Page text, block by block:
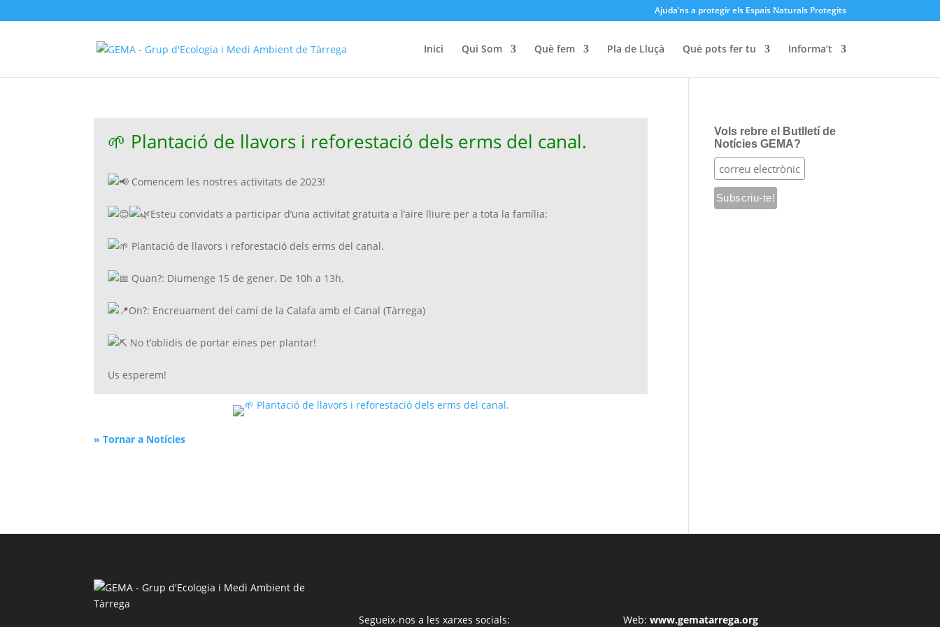
Ajuda’ns a protegir els Espais Naturals Protegits
Inici Qui Som Què fem Pla de Lluçà Què pots fer tu Informa’t
🌱 Plantació de llavors i reforestació dels erms del canal.
Comencem les nostres activitats de 2023!
Esteu convidats a participar d’una activitat gratuïta a l’aire lliure per a tota la família:
Plantació de llavors i reforestació dels erms del canal.
Quan?: Diumenge 15 de gener. De 10h a 13h.
On?: Encreuament del camí de la Calafa amb el Canal (Tàrrega)
No t’oblidis de portar eines per plantar!
Us esperem!
» Tornar a Notícies
Vols rebre el Butlletí de
Notícies GEMA?
Segueix-nos a les xarxes socials: Web: www.gematarrega.org